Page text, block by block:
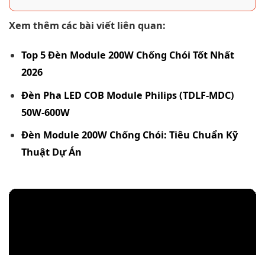
Xem thêm các bài viết liên quan:
Top 5 Đèn Module 200W Chống Chói Tốt Nhất
2026
Đèn Pha LED COB Module Philips (TDLF-MDC)
50W-600W
Đèn Module 200W Chống Chói: Tiêu Chuẩn Kỹ
Thuật Dự Án